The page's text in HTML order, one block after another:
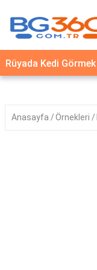
YEMEK
TARİFLERİ
Rüyada Kedi Görmek
Anasayfa Örnekleri